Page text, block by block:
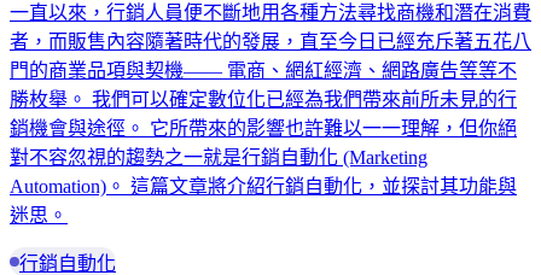
一直以來，行銷人員便不斷地用各種方法尋找商機和潛在消費
者，而販售內容隨著時代的發展，直至今日已經充斥著五花八
門的商業品項與契機—— 電商、網紅經濟、網路廣告等等不
勝枚舉。 我們可以確定數位化已經為我們帶來前所未見的行
銷機會與途徑。 它所帶來的影響也許難以一一理解，但你絕
對不容忽視的趨勢之一就是行銷自動化 (Marketing
Automation)。 這篇文章將介紹行銷自動化，並探討其功能與
迷思。
行銷自動化